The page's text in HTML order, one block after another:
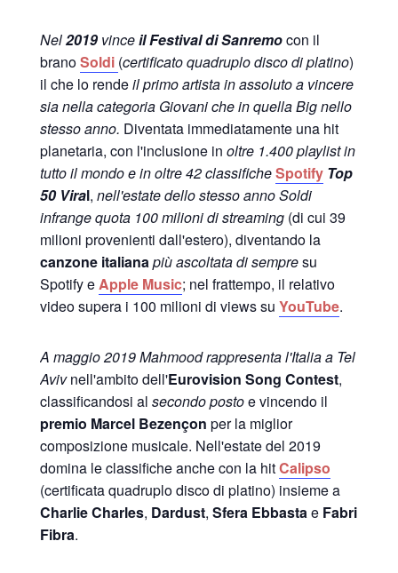
Nel2019 vinceil Festival di Sanremocon il
branoSoldi (certificato quadruplo disco di platino)
il che lo rendeil primo artista in assoluto a vincere
sia nella categoria Giovani che in quella Big nello
stesso anno. Diventata immediatamente una hit
planetaria, con l'inclusione in oltre 1.400 playlist in
tutto il mondo e in oltre 42 classificheSpotifyTop
50 Viral, nell'estate dello stesso anno Soldi
infrange quota 100 milioni di streaming (di cui 39
milioni provenienti dall'estero), diventando la
canzone italianapiù ascoltata di sempresu
Spotify eApple Music; nel frattempo, il relativo
video supera i 100 milioni di views su YouTube.
A maggio 2019 Mahmood rappresenta l'Italia a Tel
Avivnell'ambito dell'Eurovision Song Contest,
classificandosi al secondo postoe vincendo il
premio Marcel Bezençon per la miglior
composizione musicale. Nell'estate del 2019
domina le classifiche anche con la hitCalipso
(certificata quadruplo disco di platino) insieme a
Charlie Charles, Dardust, Sfera Ebbastae Fabri
Fibra.